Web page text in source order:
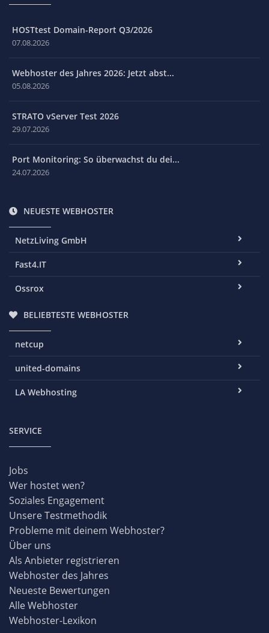
HOSTtest Domain-Report Q3/2026
07.08.2026
Webhoster des Jahres 2026: Jetzt abst...
05.08.2026
STRATO vServer Test 2026
29.07.2026
Port Monitoring: So überwachst du dei...
24.07.2026
NEUESTE WEBHOSTER
NetzLiving GmbH
Fast4.IT
Ossrox
BELIEBTESTE WEBHOSTER
netcup
united-domains
LA Webhosting
SERVICE
Jobs
Wer hostet wen?
Soziales Engagement
Unsere Testmethodik
Probleme mit deinem Webhoster?
Über uns
Als Anbieter registrieren
Webhoster des Jahres
Neueste Bewertungen
Alle Webhoster
Webhoster-Lexikon